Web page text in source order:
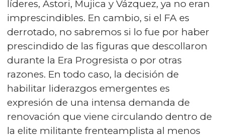
líderes, Astori, Mujica y Vázquez, ya no eran
imprescindibles. En cambio, si el FA es
derrotado, no sabremos si lo fue por haber
prescindido de las figuras que descollaron
durante la Era Progresista o por otras
razones. En todo caso, la decisión de
habilitar liderazgos emergentes es
expresión de una intensa demanda de
renovación que viene circulando dentro de
la elite militante frenteamplista al menos